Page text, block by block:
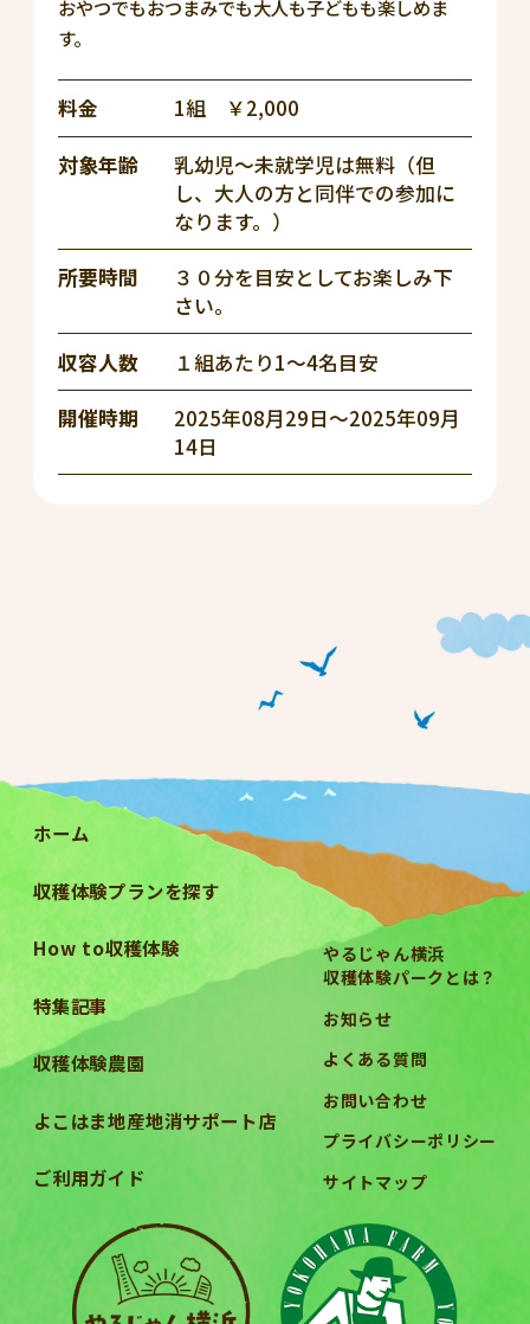
おやつでもおつまみでも大人も子どもも楽しめま
す。
料金
1組 ￥2,000
対象年齢
乳幼児～未就学児は無料（但
し、大人の方と同伴での参加に
なります。）
所要時間
３０分を目安としてお楽しみ下
さい。
収容人数
１組あたり1～4名目安
開催時期
2025年08月29日～2025年09月
14日
ホーム
収穫体験プランを探す
How to収穫体験
特集記事
収穫体験農園
よこはま地産地消サポート店
ご利用ガイド
やるじゃん横浜
収穫体験パークとは？
お知らせ
よくある質問
お問い合わせ
プライバシーポリシー
サイトマップ